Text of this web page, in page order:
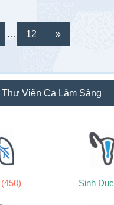
Interim
…
Go
to
12 »
Thư Viện Ca Lâm Sàng
(450) Sinh Dục